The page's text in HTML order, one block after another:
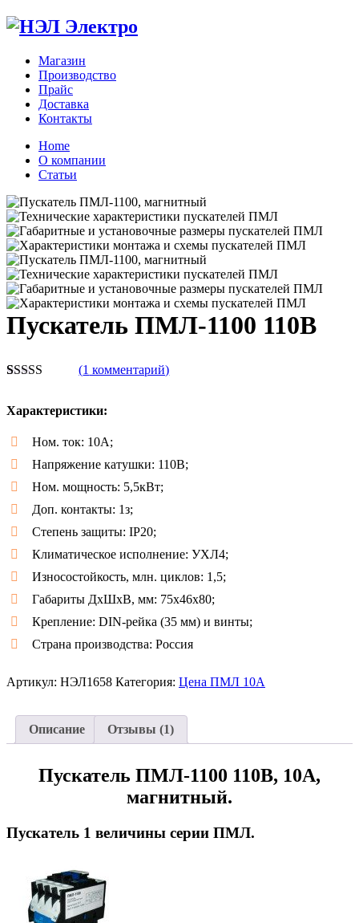
Магазин
Производство
Прайс
Доставка
Контакты
Home
О компании
Статьи
Zoom
Пускатель ПМЛ-1100 110В
основе
пользователя
(1 комментарий)
Характеристики:
Ном. ток: 10А;
Напряжение катушки: 110В;
Ном. мощность: 5,5кВт;
Доп. контакты: 1з;
Степень защиты: IP20;
Климатическое исполнение: УХЛ4;
Износостойкость, млн. циклов: 1,5;
Габариты ДxШxB, мм: 75х46х80;
Крепление: DIN-рейка (35 мм) и винты;
Страна производства: Россия
Артикул: НЭЛ1658 Категория: Цена ПМЛ 10А
Описание Отзывы (1)
Пускатель ПМЛ-1100 110В, 10А,
магнитный.
Пускатель 1 величины серии ПМЛ.